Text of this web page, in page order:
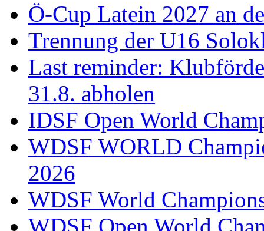
Ö-Cup Latein 2027 an
Trennung der U16
Last reminder:
31.8. abholen
IDSF Open World
WDSF WORLD
2026
WDSF World
WDSF Open World